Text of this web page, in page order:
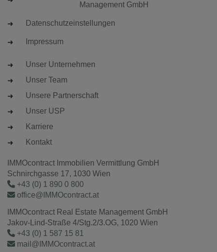
Management GmbH
Datenschutzeinstellungen
Impressum
Unser Unternehmen
Unser Team
Unsere Partnerschaft
Unser USP
Karriere
Kontakt
IMMOcontract Immobilien Vermittlung GmbH
Schnirchgasse 17, 1030 Wien
+43 (0) 1 890 0 800
office@IMMOcontract.at
IMMOcontract Real Estate Management GmbH
Jakov-Lind-Straße 4/Stg.2/3.OG, 1020 Wien
+43 (0) 1 587 15 81
mail@IMMOcontract.at